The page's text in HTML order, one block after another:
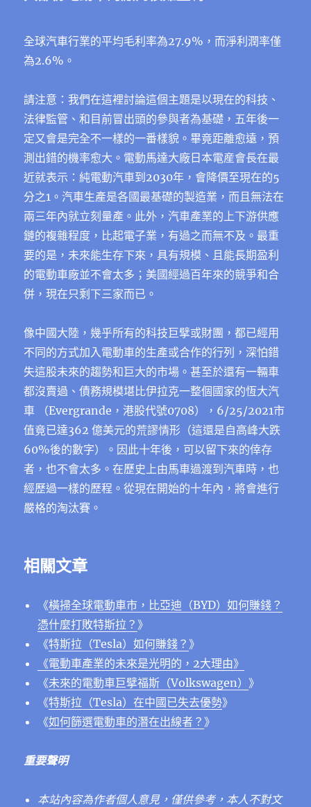
全球汽車行業的平均毛利率為27.9%，而淨利潤率僅
為2.6%。
請注意：我們在這裡討論這個主題是以現在的科技、
法律監管、和目前冒出頭的參與者為基礎，五年後一
定又會是完全不一樣的一番樣貌。畢竟距離愈遠，預
測出錯的機率愈大。電動馬達大廠日本電産會長在最
近就表示：純電動汽車到2030年，會降價至現在的5
分之1。汽車生產是各國最基礎的製造業，而且無法在
兩三年內就立刻量產。此外，汽車產業的上下游供應
鏈的複雜程度，比起電子業，有過之而無不及。最重
要的是，未來能生存下來，具有規模、且能長期盈利
的電動車廠並不會太多；美國經過百年來的競爭和合
併，現在只剩下三家而已。
像中國大陸，幾乎所有的科技巨擘或財團，都已經用
不同的方式加入電動車的生產或合作的行列，深怕錯
失這股未來的趨勢和巨大的市場。甚至於還有一輛車
都沒賣過、債務規模堪比伊拉克一整個國家的恆大汽
車 （Evergrande，港股代號0708），6/25/2021市
值竟已達362 億美元的荒謬情形（這還是自高峰大跌
60%後的數字）。因此十年後，可以留下來的倖存
者，也不會太多。在歷史上由馬車過渡到汽車時，也
經歷過一樣的歷程。從現在開始的十年內，將會進行
嚴格的淘汰賽。
相關文章
《橫掃全球電動車市，比亞迪（BYD）如何賺錢？
憑什麼打敗特斯拉？》
《特斯拉（Tesla）如何賺錢？》
《電動車產業的未來是光明的，2大理由》
《未來的電動車巨擘福斯（Volkswagen）》
《特斯拉（Tesla）在中國已失去優勢》
《如何篩選電動車的潛在出線者？》
重要聲明
本站內容為作者個人意見，僅供參考，本人不對文